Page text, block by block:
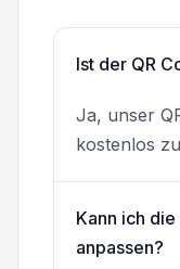
Ist der QR
Ja, unser
kostenlos
Kann ich
anpassen?